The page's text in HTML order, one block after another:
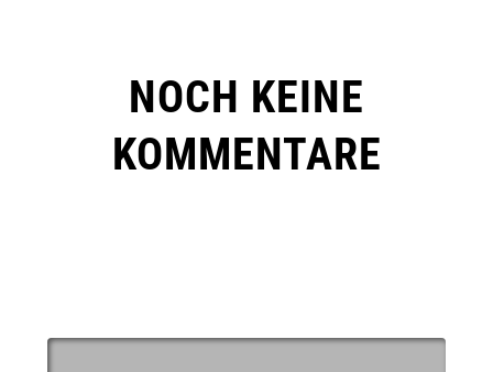
NOCH KEINE
KOMMENTARE